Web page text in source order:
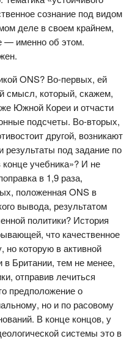
сознание под видом
деле в своем крайнем,
— именно об этом.
ONS? Во-первых, ей
смысл, который, скажем,
Южной Кореи и отчасти
подсчеты. Во-вторых,
другой, возникают
результаты под задание по
конце учебника»? И не
в 1,9 раза,
положенная ONS в
вывода, результатом
политики? История
что качественное
но которую в активной
Британии, тем не менее,
отправив лечиться
предположение о
но и по расовому
В конце концов, у
системы это в